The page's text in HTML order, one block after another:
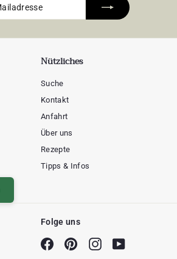
Nützliches
Suche
Kontakt
Anfahrt
Über uns
Rezepte
Tipps & Infos
Folge uns
FacebookPinterestInstagram